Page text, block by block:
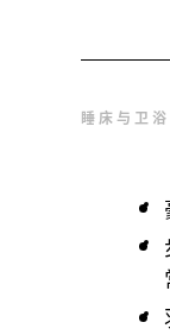
睡床与卫浴